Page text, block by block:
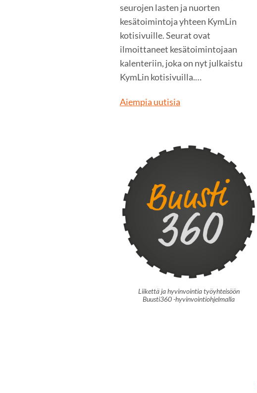
seurojen lasten ja nuorten
kesätoimintoja yhteen KymLin
kotisivuille. Seurat ovat
ilmoittaneet kesätoimintojaan
kalenteriin, joka on nyt julkaistu
KymLin kotisivuilla.…
Aiempia uutisia
Liikettä ja hyvinvointia työyhteisöön
Buusti360 -hyvinvointiohjelmalla